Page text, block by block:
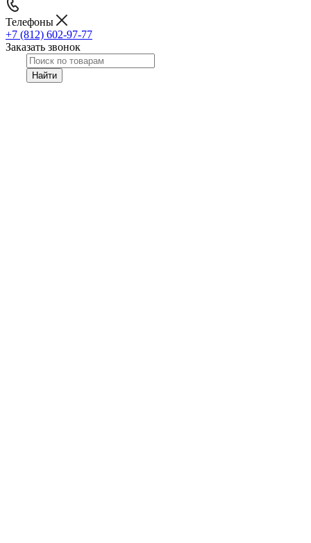
Телефоны
+7 (812) 602-97-77
Заказать звонок
Найти